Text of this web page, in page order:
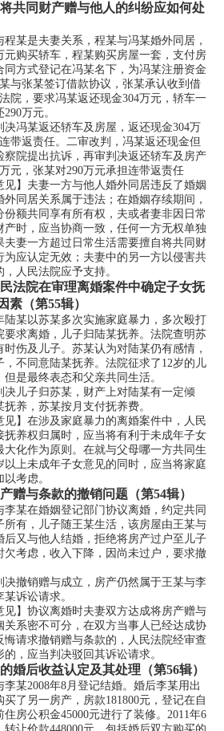
共同财产赠与他人的纠纷应如何处
是夫妻关系，程某与冯某婚外同居，
元购买轿车，程某购买房屋一套，支付房
同方式登记在冯某名下，为冯某注册资金
与张某签订借款协议，张某承认收到借
院，要求冯某返还现金304万元，轿车一
万元。
冯某返还轿车及房屋，返还现金304万
带返责任。二审改判，冯某返还现金但
察院提出抗诉，再审判决返还轿车及房产
元，张某对290万元承担连带返责任
】夫妻一方与他人婚外同居违反了婚姻
同居关系属于违法；在婚姻存续期间，
份额共同享有所有权，夫或者妻非因日常
时，应当协商一致，任何一方无权单独
夫妻一方超过日常生活需要擅自将共同财
为应认定无效；夫妻中的另一方以侵害共
人民法院应予支持。
法院在审理离婚案件中确定子女抚
素（第55辑）
某以苏某多次实施家庭暴力，多次殴打
要求离婚，儿子归陆某抚养。法院查明苏
伤及儿子。苏某认为对陆某仍有感情，
不同意陆某抚养。法院征求了12岁的儿
是最终表态和父亲共同生活。
儿子归苏某，财产上对陆某有一定倾
养，苏某按月支付抚养费。
】在涉及家庭暴力的离婚案件中，人民
抚养权归属时，应当将有利于未成年子女
大化作为原则。在就与父母哪一方共同生
以上未成年子女意见的同时，应当将家庭
考虑。
赠与条款的撤销问题（第54辑）
某在婚姻登记部门协议离婚，约定共同
所有，儿子随王某生活，该房屋由王某与
后又与他人结婚，拒绝将房产过户至儿子
欠考虑，收入下降，因尚未过户，要求撤
撤销赠与成立，房产仍然属于王某与李
诉讼请求。
】协议离婚时夫妻双方达成将房产赠与
关系密不可分，在双方当事人已经达成协
请求撤销赠与条款的，人民法院经审查
，应当判决驳回其诉讼请求。
婚后收益认定及其处理（第56辑）
2008年8月登记结婚。婚后李某用出
了另一房产，房款181800元，登记在自
房公积金45000元进行了装修。2011年6